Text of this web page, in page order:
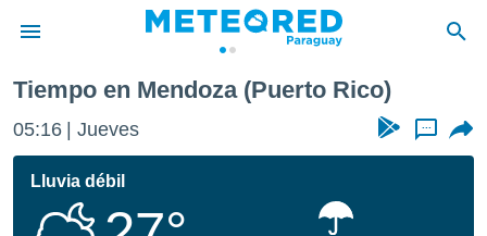
de
ha
para
Tiempo en Mendoza (Puerto Rico)
05:16 Jueves ...
Lluvia débil